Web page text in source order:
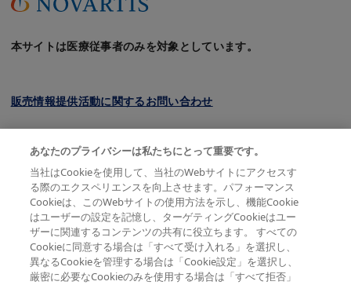
本サイトは医療従事者のみを対象としています。
販売情報提供活動に関するお問い合わせ
クッキーについて
プライバシーポリシー
利用規約
会員規約
サイトマップ
あなたのプライバシーは私たちにとって重要です。
当社はCookieを使用して、当社のWebサイトにアクセスす
る際のエクスペリエンスを向上させます。パフォーマンス
Cookieは、このWebサイトの使用方法を示し、機能Cookie
はユーザーの設定を記憶し、ターゲティングCookieはユー
ザーに関連するコンテンツの共有に役立ちます。 すべての
Cookieに同意する場合は「すべて受け入れる」を選択し、
異なるCookieを管理する場合は「Cookie設定」を選択し、
厳密に必要なCookieのみを使用する場合は「すべて拒否」